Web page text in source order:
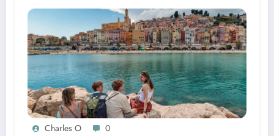
Charles O 0